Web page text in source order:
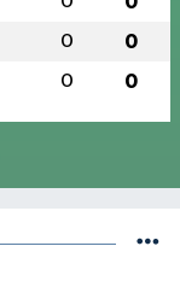
0 0
0 0